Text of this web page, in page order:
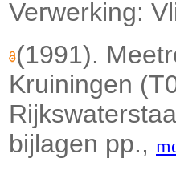
Verwerking:
(1991).
Kruiningen
bijlagen pp.,